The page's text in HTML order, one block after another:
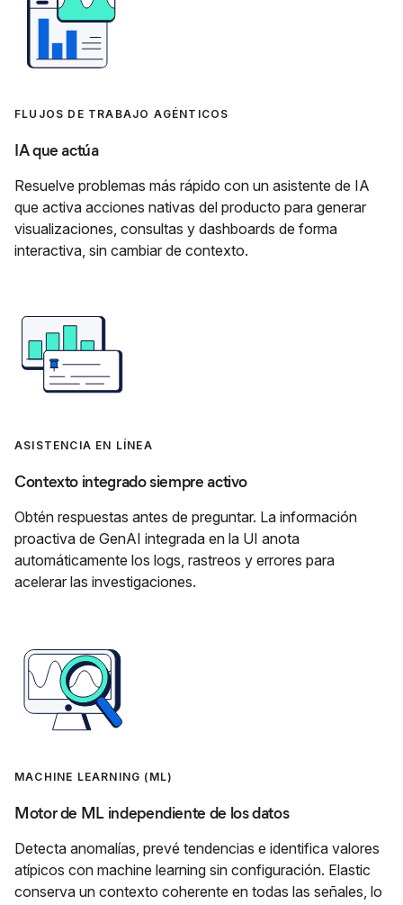
FLUJOS DE TRABAJO AGÉNTICOS
IA que actúa
Resuelve problemas más rápido con un asistente de IA
que activa acciones nativas del producto para generar
visualizaciones, consultas y dashboards de forma
interactiva, sin cambiar de contexto.
ASISTENCIA EN LÍNEA
Contexto integrado siempre activo
Obtén respuestas antes de preguntar. La información
proactiva de GenAI integrada en la UI anota
automáticamente los logs, rastreos y errores para
acelerar las investigaciones.
MACHINE LEARNING (ML)
Motor de ML independiente de los datos
Detecta anomalías, prevé tendencias e identifica valores
atípicos con machine learning sin configuración. Elastic
conserva un contexto coherente en todas las señales, lo